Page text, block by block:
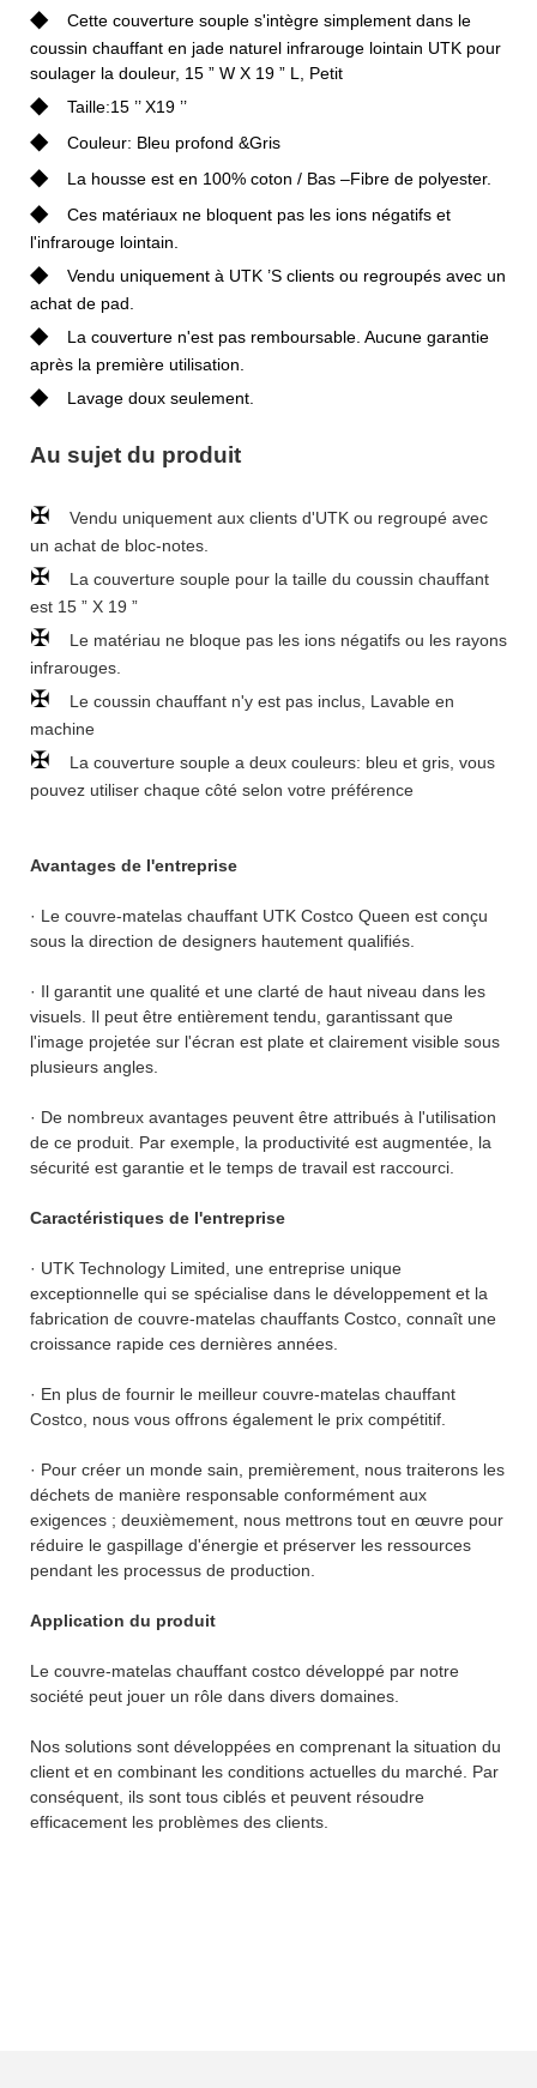
◆
Cette couverture souple s'intègre simplement dans le
coussin chauffant en jade naturel infrarouge lointain UTK pour
soulager la douleur, 15 ” W X 19 ” L, Petit
◆ Taille:15 ’’ X19 ’’
◆ Couleur: Bleu profond &Gris
◆ La housse est en 100% coton / Bas –Fibre de polyester.
◆
Ces matériaux ne bloquent pas les ions négatifs et
l'infrarouge lointain.
◆
Vendu uniquement à UTK ’S clients ou regroupés avec un
achat de pad.
◆
La couverture n'est pas remboursable. Aucune garantie
après la première utilisation.
◆ Lavage doux seulement.
Au sujet du produit
✠
Vendu uniquement aux clients d'UTK ou regroupé avec
un achat de bloc-notes.
✠
La couverture souple pour la taille du coussin chauffant
est 15 ” X 19 ”
✠
Le matériau ne bloque pas les ions négatifs ou les rayons
infrarouges.
✠
Le coussin chauffant n'y est pas inclus, Lavable en
machine
✠
La couverture souple a deux couleurs: bleu et gris, vous
pouvez utiliser chaque côté selon votre préférence
Avantages de l'entreprise
· Le couvre-matelas chauffant UTK Costco Queen est conçu
sous la direction de designers hautement qualifiés.
· Il garantit une qualité et une clarté de haut niveau dans les
visuels. Il peut être entièrement tendu, garantissant que
l'image projetée sur l'écran est plate et clairement visible sous
plusieurs angles.
· De nombreux avantages peuvent être attribués à l'utilisation
de ce produit. Par exemple, la productivité est augmentée, la
sécurité est garantie et le temps de travail est raccourci.
Caractéristiques de l'entreprise
· UTK Technology Limited, une entreprise unique
exceptionnelle qui se spécialise dans le développement et la
fabrication de couvre-matelas chauffants Costco, connaît une
croissance rapide ces dernières années.
· En plus de fournir le meilleur couvre-matelas chauffant
Costco, nous vous offrons également le prix compétitif.
· Pour créer un monde sain, premièrement, nous traiterons les
déchets de manière responsable conformément aux
exigences ; deuxièmement, nous mettrons tout en œuvre pour
réduire le gaspillage d'énergie et préserver les ressources
pendant les processus de production.
Application du produit
Le couvre-matelas chauffant costco développé par notre
société peut jouer un rôle dans divers domaines.
Nos solutions sont développées en comprenant la situation du
client et en combinant les conditions actuelles du marché. Par
conséquent, ils sont tous ciblés et peuvent résoudre
efficacement les problèmes des clients.